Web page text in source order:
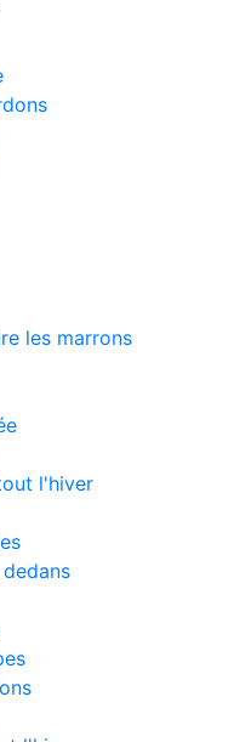
les marrons
l'hiver